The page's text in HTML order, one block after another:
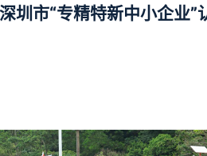
圳市“专精特新中小企业”